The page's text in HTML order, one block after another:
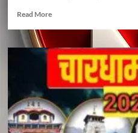
Read MoreRead
ऋषिकेश
AIIMS
चौथे
माले
में
मरीजों
के